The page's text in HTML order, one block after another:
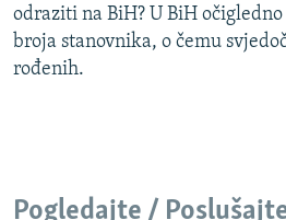
odraziti na BiH? U BiH
broja stanovnika, o čemu
rođenih.
Pogledajte /